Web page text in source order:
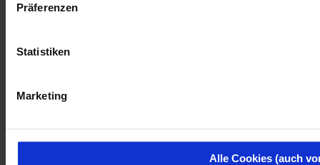
Präferenzen
Statistiken
Marketing
Alle Cookies (auch